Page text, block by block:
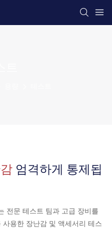
엄격하게 통제됩
전문 테스트 팀과 고급 장비를
용한 장난감 및 액세서리 테스